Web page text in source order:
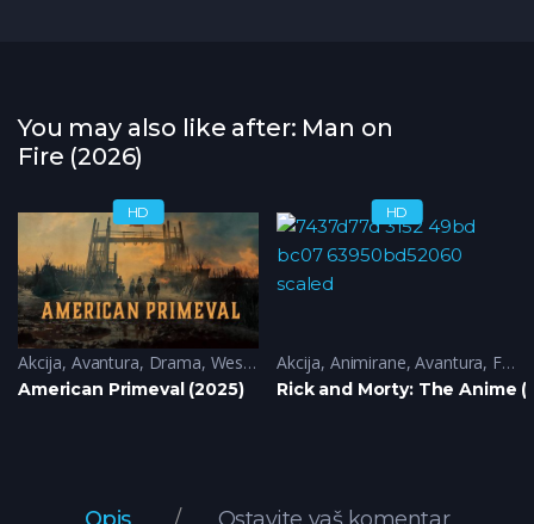
You may also like after: Man on
Fire (2026)
HD
Akcija, Avantura, Drama, Western
American Primeval (2025)
HD
Akcija, Animirane,Avantura, Fantazija
Rick and Morty: The Anime
Opis Ostavite vaš komentar